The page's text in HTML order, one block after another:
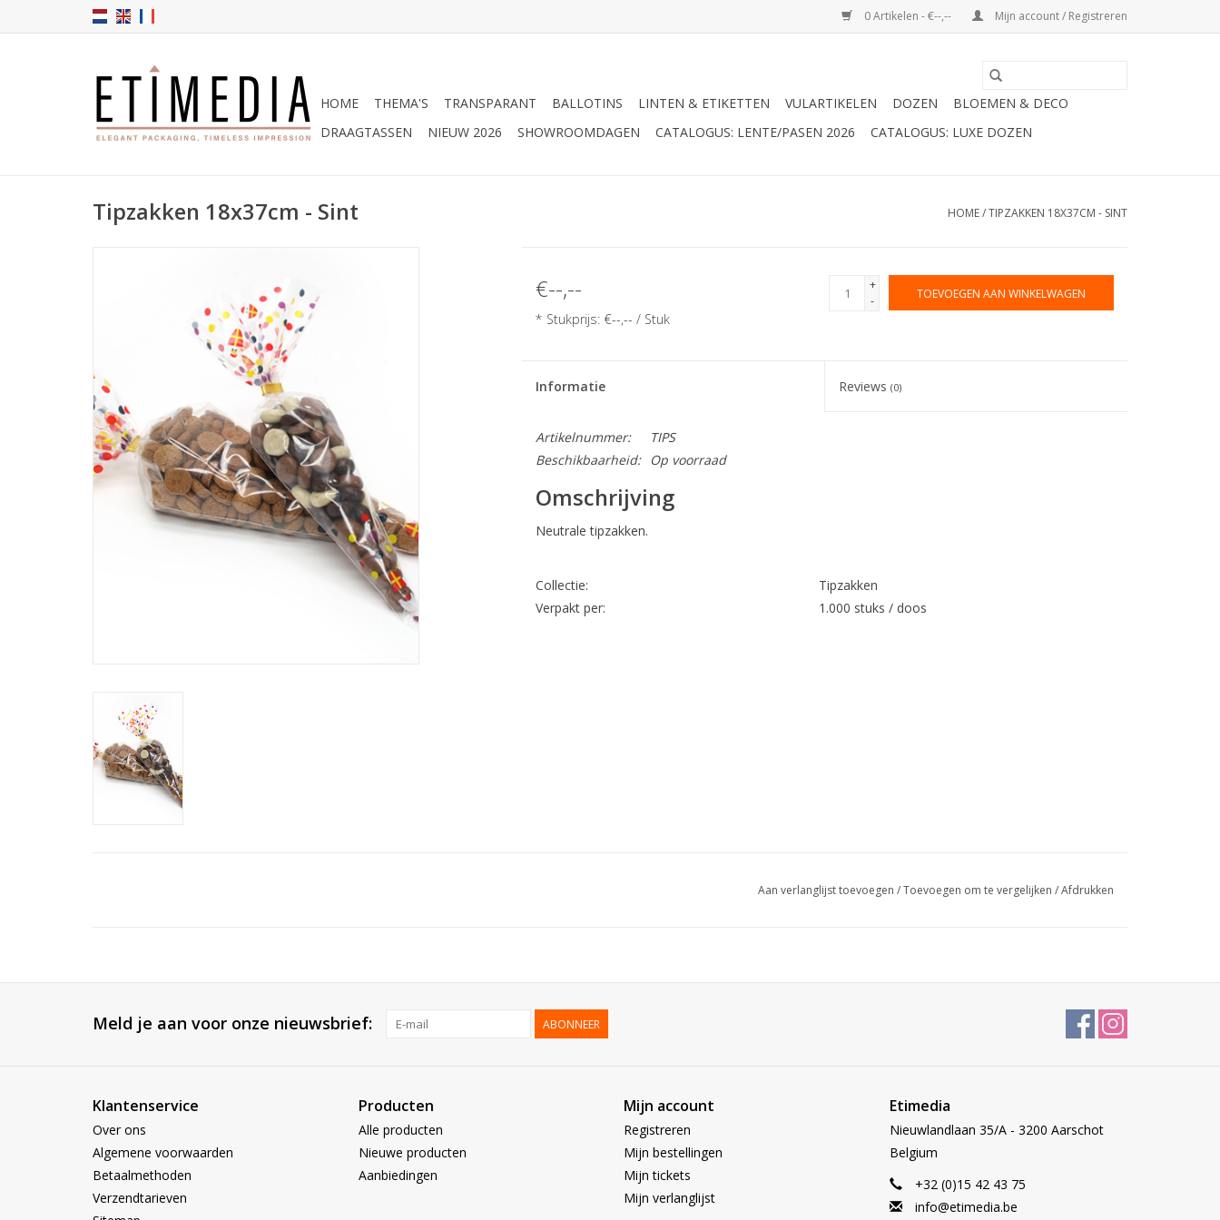
0 Artikelen - €--,-- Mijn account / Registreren
HOME THEMA'S TRANSPARANT BALLOTINS LINTEN & ETIKETTEN VULARTIKELEN DOZEN
BLOEMEN & DECO
DRAAGTASSEN
NIEUW 2026 SHOWROOMDAGEN CATALOGUS: LENTE/PASEN 2026 CATALOGUS: LUXE DOZEN
Tipzakken 18x37cm - Sint HOME/TIPZAKKEN 18X37CM - SINT
€--,--
* Stukprijs: €--,-- / Stuk
+
-
TOEVOEGEN AAN WINKELWAGEN
Informatie Reviews(0)
Artikelnummer:
TIPS
Beschikbaarheid:
Op voorraad
Omschrijving
Neutrale tipzakken.
Collectie:
Tipzakken
Verpakt per:
1.000 stuks / doos
Aan verlanglijst toevoegen /Toevoegen om te vergelijken /Afdrukken
Meld je aan voor onze nieuwsbrief: ABONNEER
Klantenservice
Over ons
Algemene voorwaarden
Betaalmethoden
Verzendtarieven
Producten
Alle producten
Nieuwe producten
Aanbiedingen
Mijn account
Registreren
Mijn bestellingen
Mijn tickets
Mijn verlanglijst
Etimedia
Nieuwlandlaan 35/A - 3200 Aarschot
Belgium
+32 (0)15 42 43 75
info@etimedia.be